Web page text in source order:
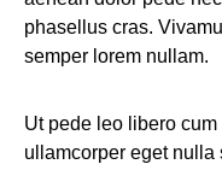
phasellus cras.
semper lorem nullam.
Ut pede leo libero
ullamcorper eget